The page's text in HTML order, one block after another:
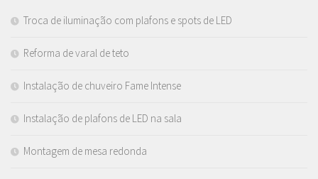
Troca de iluminação com plafons e spots de LED
Reforma de varal de teto
Instalação de chuveiro Fame Intense
Instalação de plafons de LED na sala
Montagem de mesa redonda